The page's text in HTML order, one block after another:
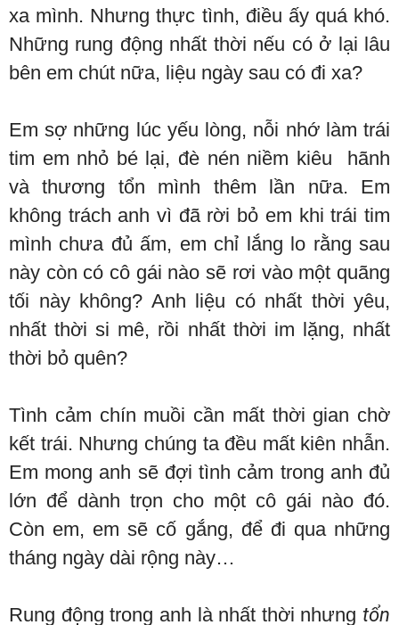
xa mình. Nhưng thực tình, điều ấy quá khó.
Những rung động nhất thời nếu có ở lại lâu
bên em chút nữa, liệu ngày sau có đi xa?
Em sợ những lúc yếu lòng, nỗi nhớ làm trái
tim em nhỏ bé lại, đè nén niềm kiêu hãnh
và thương tổn mình thêm lần nữa. Em
không trách anh vì đã rời bỏ em khi trái tim
mình chưa đủ ấm, em chỉ lắng lo rằng sau
này còn có cô gái nào sẽ rơi vào một quãng
tối này không? Anh liệu có nhất thời yêu,
nhất thời si mê, rồi nhất thời im lặng, nhất
thời bỏ quên?
Tình cảm chín muồi cần mất thời gian chờ
kết trái. Nhưng chúng ta đều mất kiên nhẫn.
Em mong anh sẽ đợi tình cảm trong anh đủ
lớn để dành trọn cho một cô gái nào đó.
Còn em, em sẽ cố gắng, để đi qua những
tháng ngày dài rộng này…
Rung động trong anh là nhất thời nhưng tổn